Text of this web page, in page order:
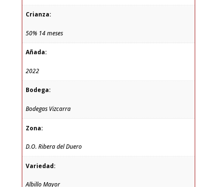
Crianza:
50% 14 meses
Añada:
2022
Bodega:
Bodegas Vizcarra
Zona:
D.O. Ribera del Duero
Variedad:
Albillo Mayor